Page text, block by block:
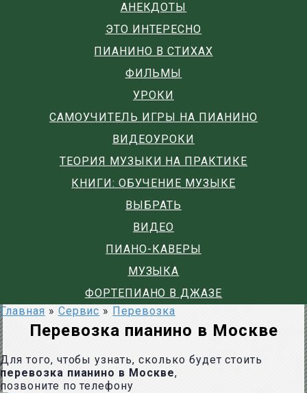
АНЕКДОТЫ
ЭТО ИНТЕРЕСНО
ПИАНИНО В СТИХАХ
ФИЛЬМЫ
УРОКИ
САМОУЧИТЕЛЬ ИГРЫ НА ПИАНИНО
ВИДЕОУРОКИ
ТЕОРИЯ МУЗЫКИ НА ПРАКТИКЕ
КНИГИ: ОБУЧЕНИЕ МУЗЫКЕ
ВЫБРАТЬ
ВИДЕО
ПИАНО-КАВЕРЫ
МУЗЫКА
ФОРТЕПИАНО В ДЖАЗЕ
Главная » Сервис » Перевозка
Перевозка пианино в Москве
Для того, чтобы узнать, сколько будет стоить
перевозка пианино в Москве,
позвоните по телефону